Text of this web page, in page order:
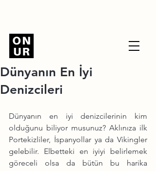
Dünyanın En İyi
Denizcileri
Dünyanın en iyi denizcilerinin kim
olduğunu biliyor musunuz? Aklınıza ilk
Portekizliler, İspanyollar ya da Vikingler
gelebilir. Elbetteki en iyiyi belirlemek
göreceli olsa da bütün bu harika